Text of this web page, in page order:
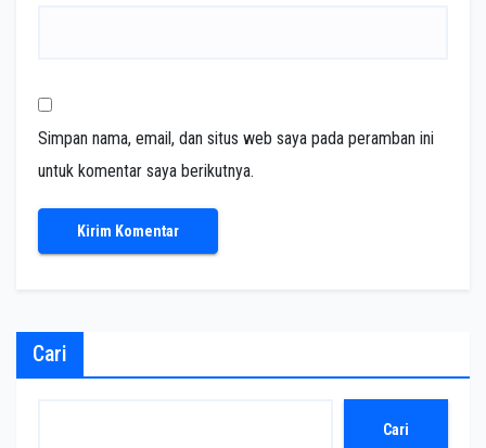
Simpan nama, email, dan situs web saya pada peramban ini
untuk komentar saya berikutnya.
Cari
Cari